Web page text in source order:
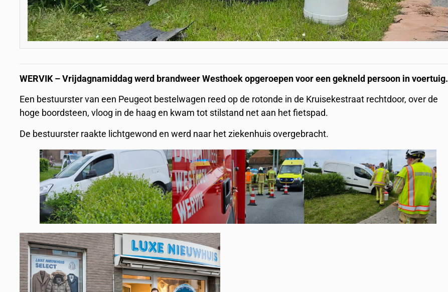
WERVIK – Vrijdagnamiddag werd brandweer Westhoek opgeroepen voor een gekneld persoon in voertuig.
Een bestuurster van een Peugeot bestelwagen reed op de rotonde in de Kruisekestraat rechtdoor, over de
hoge boordsteen, vloog in de haag en kwam tot stilstand net aan het fietspad.
De bestuurster raakte lichtgewond en werd naar het ziekenhuis overgebracht.